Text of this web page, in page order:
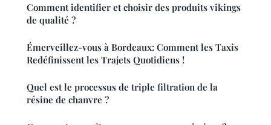
Comment identifier et choisir des produits vikings
de qualité ?
Émerveillez-vous à Bordeaux: Comment les Taxis
Redéfinissent les Trajets Quotidiens !
Quel est le processus de triple filtration de la
résine de chanvre ?